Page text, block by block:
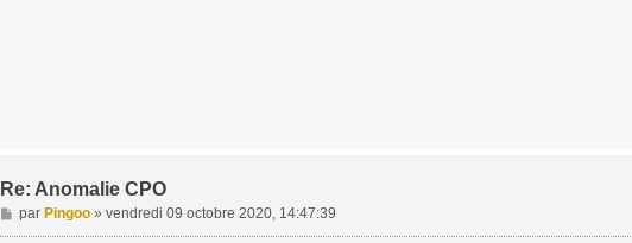
Re: Anomalie CPO
M
e
par Pingoo» vendredi 09 octobre 2020, 14:47:39